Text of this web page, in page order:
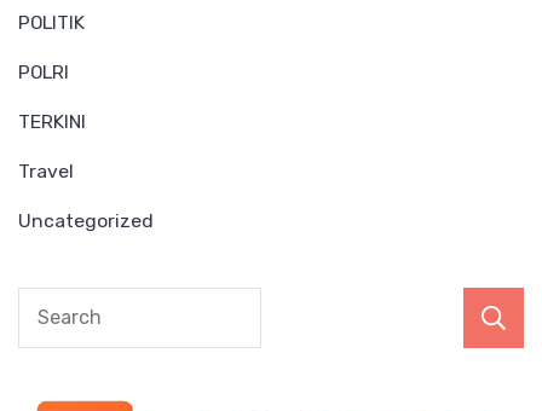
POLITIK
POLRI
TERKINI
Travel
Uncategorized